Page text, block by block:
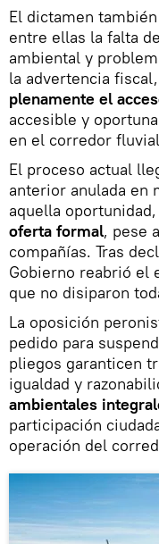
El dictamen
entre ellas la falta
ambiental y
la advertencia
plenamente el
accesible y
en el corredor
El proceso actual
anterior anulada en
aquella oportunidad,
oferta formal, pese
compañías. Tras
Gobierno reabrió el
que no disiparon
La oposición
pedido para
pliegos garanticen
igualdad y
ambientales
participación
operación del